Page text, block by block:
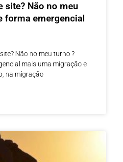
site? Não no meu
forma emergencial
Não no meu turno ?
mais uma migração e
na migração